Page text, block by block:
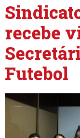
recebe
Futebol